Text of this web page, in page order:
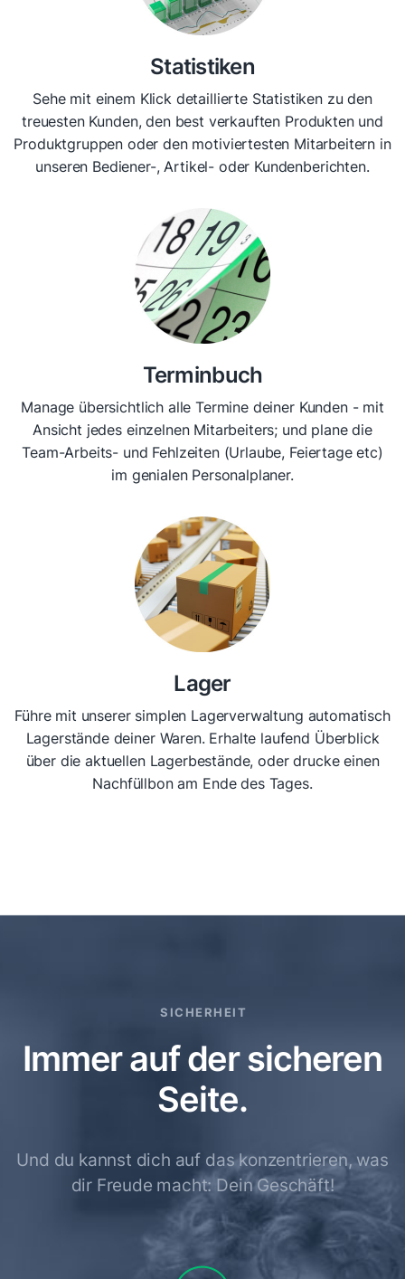
Statistiken
Sehe mit einem Klick detaillierte Statistiken zu den
treuesten Kunden, den best verkauften Produkten und
Produktgruppen oder den motiviertesten Mitarbeitern in
unseren Bediener-, Artikel- oder Kundenberichten.
Terminbuch
Manage übersichtlich alle Termine deiner Kunden - mit
Ansicht jedes einzelnen Mitarbeiters; und plane die
Team-Arbeits- und Fehlzeiten (Urlaube, Feiertage etc)
im genialen Personalplaner.
Lager
Führe mit unserer simplen Lagerverwaltung automatisch
Lagerstände deiner Waren. Erhalte laufend Überblick
über die aktuellen Lagerbestände, oder drucke einen
Nachfüllbon am Ende des Tages.
SICHERHEIT
Immer auf der sicheren
Seite.
Und du kannst dich auf das konzentrieren, was
dir Freude macht: Dein Geschäft!